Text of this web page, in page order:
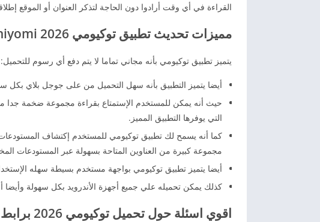
القراءة في أي وقت أرادوا دون الحاجة لتذكر العنوان أو الموقع
مميزات تحديث تطبيق توكيومي 2026 Tachiyomi اخر اصدار
يتميز تطبيق توكيومي بأنه مجاني تماما لا يتم دفع أي رسوم للتحميل:
أيضا يتميز التطبيق بأنه سهل التحميل من على جوجل بلاي بكل
حيث أنه يمكن للمستخدم الإستمتاع بقراءة مجموعة ضخمة جدا
التي يوفرها التطبيق المميز.
كما أنه يسمح لك تطبيق توكيومي للمستخدم إكتشاف
مجموعة كبيرة من العناوين المتاحة بسهولة عبر المستودعات
أيضا يتميز تطبيق توكيومي بواجهة مستخدم بسيطة سهله
كذلك يمكن تحميله علي جميع أجهزة الأندرويد بكل سهولة وأيضا
اقوي اسئلة حول تحميل توكيومي 2026 برابط مباشر